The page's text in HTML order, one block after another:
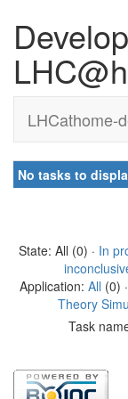
LHCathome-
No tasks to
State: All (0) · In
Application: All (0) ·
Theory
Task